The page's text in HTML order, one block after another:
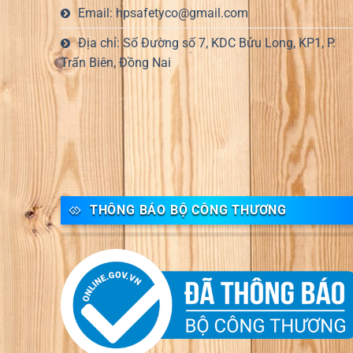
Email: hpsafetyco@gmail.com
Địa chỉ: Số Đường số 7, KDC Bửu Long, KP1, P.
Trấn Biên, Đồng Nai
THÔNG BÁO BỘ CÔNG THƯƠNG